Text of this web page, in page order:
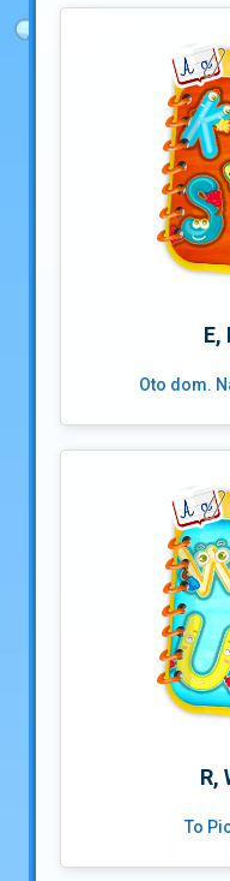
Oto dom.
To